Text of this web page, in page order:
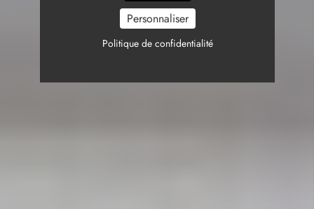
Personnaliser
Politique de confidentialité